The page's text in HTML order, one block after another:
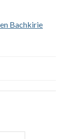
Bachkirie